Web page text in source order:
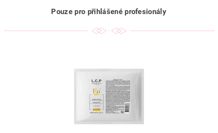
Pouze pro přihlášené profesionály